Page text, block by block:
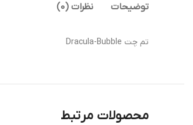
توضیحات نظرات (0)
تم چت Dracula-Bubble
محصولات مرتبط